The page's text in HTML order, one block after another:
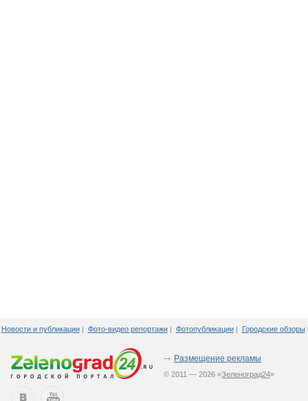
Новости и публикации | Фото-видео репортажи | Фотопубликации | Городские обзоры
Размещение рекламы
© 2011 — 2026 «Зеленоград24»